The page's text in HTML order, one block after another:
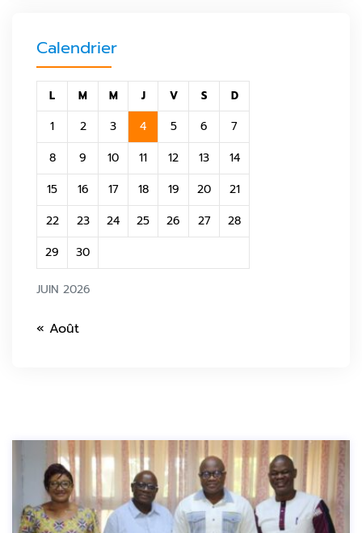
Calendrier
JUIN 2026
L M M J V S D
1 2 3 4 5 6
7
8
9 10 11 12 13
14
15
16 17 18 19 20
21
22
23 24 25 26 27
28
29
30
« Août